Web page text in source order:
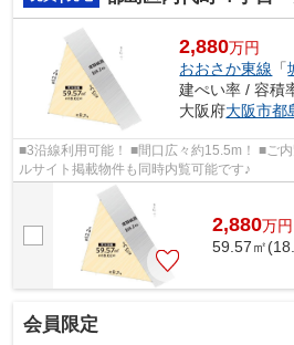
2,880万円
おおさか東線 「
建ぺい率 / 容積
大阪府大阪市都
■3沿線利用可能！ ■間口広々約15.5m！ ■ご
ルサイト掲載物件も同時内覧可能です♪
2,880万円
59.57㎡
会員限定